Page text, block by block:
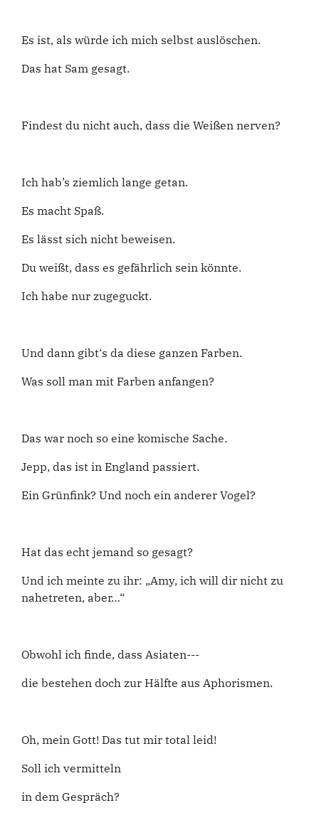
Es ist, als würde ich mich selbst auslöschen.
Das hat Sam gesagt.
Findest du nicht auch, dass die Weißen nerven?
Ich hab’s ziemlich lange getan.
Es macht Spaß.
Es lässt sich nicht beweisen.
Du weißt, dass es gefährlich sein könnte.
Ich habe nur zugeguckt.
Und dann gibt‘s da diese ganzen Farben.
Was soll man mit Farben anfangen?
Das war noch so eine komische Sache.
Jepp, das ist in England passiert.
Ein Grünfink? Und noch ein anderer Vogel?
Hat das echt jemand so gesagt?
Und ich meinte zu ihr: „Amy, ich will dir nicht zu
nahetreten, aber…“
Obwohl ich finde, dass Asiaten---
die bestehen doch zur Hälfte aus Aphorismen.
Oh, mein Gott! Das tut mir total leid!
Soll ich vermitteln
in dem Gespräch?